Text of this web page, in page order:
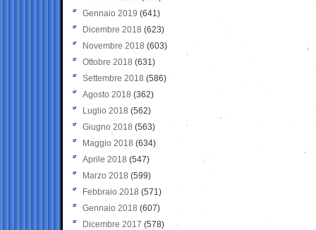
Gennaio 2019 (641)
Dicembre 2018 (623)
Novembre 2018 (603)
Ottobre 2018 (631)
Settembre 2018 (586)
Agosto 2018 (362)
Luglio 2018 (562)
Giugno 2018 (563)
Maggio 2018 (634)
Aprile 2018 (547)
Marzo 2018 (599)
Febbraio 2018 (571)
Gennaio 2018 (607)
Dicembre 2017 (578)